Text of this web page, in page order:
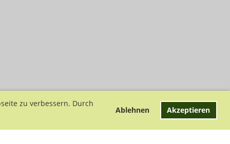
zu verbessern. Durch
Ablehnen Akzeptieren